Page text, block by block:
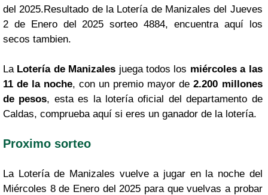
del 2025.Resultado de la Lotería de Manizales del Jueves
2 de Enero del 2025 sorteo 4884, encuentra aquí los
secos tambien.
La Lotería de Manizales juega todos los miércoles a las
11 de la noche, con un premio mayor de2.200 millones
de pesos, esta es la lotería oficial del departamento de
Caldas, comprueba aquí si eres un ganador de la lotería.
Proximo sorteo
La Lotería de Manizales vuelve a jugar en la noche del
Miércoles 8 de Enero del 2025 para que vuelvas a probar